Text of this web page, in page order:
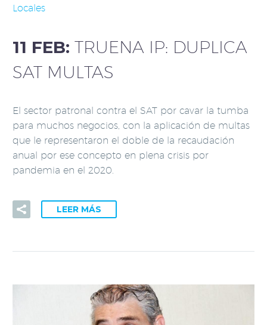
Locales
11 FEB: TRUENA IP: DUPLICA
SAT MULTAS
El sector patronal contra el SAT por cavar la tumba
para muchos negocios, con la aplicación de multas
que le representaron el doble de la recaudación
anual por ese concepto en plena crisis por
pandemia en el 2020.
LEER MÁS